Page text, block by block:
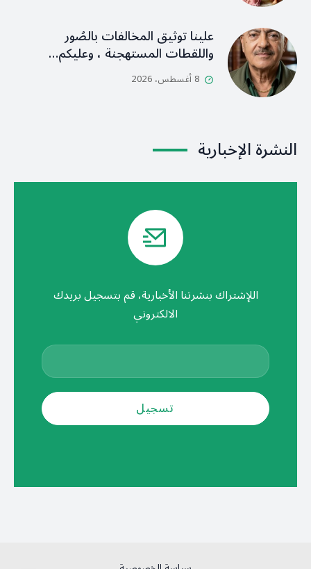
علينا توثيق المخالفات بالصُور
واللقطات المستهجنة ، وعليكم…
8 أغسطس، 2026
النشرة الإخبارية
اللإشتراك بنشرتنا الأخبارية، قم بتسجيل بريدك
الالكتروني